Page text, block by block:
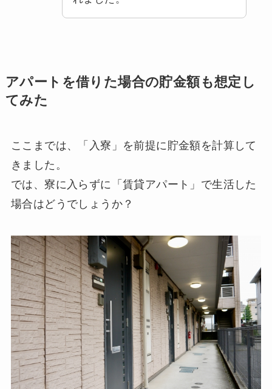
アパートを借りた場合の貯金額も想定し
てみた
ここまでは、「入寮」を前提に貯金額を計算して
きました。
では、寮に入らずに「賃貸アパート」で生活した
場合はどうでしょうか？